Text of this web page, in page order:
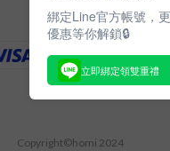
Copyright©homi 2024
綁定Line官方帳號，
優惠等你解鎖🔒
立即綁定領雙重禮